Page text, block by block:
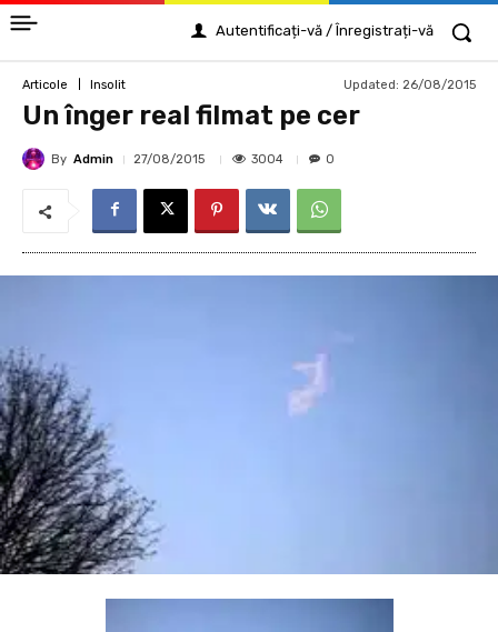
Autentificați-vă / Înregistrați-vă
Articole Insolit Updated: 26/08/2015
Un înger real filmat pe cer
By Admin 27/08/2015 3004 0